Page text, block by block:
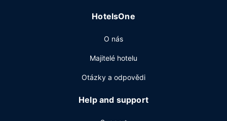
HotelsOne
O nás
Majitelé hotelu
Otázky a odpovědi
Help and support